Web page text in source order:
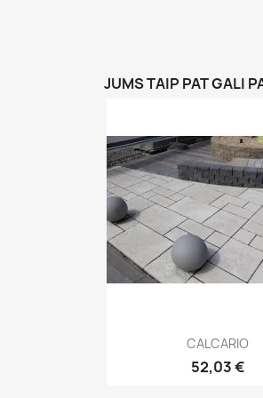
JUMS TAIP PAT GALI
Greita
CALCARIO
52,03 €